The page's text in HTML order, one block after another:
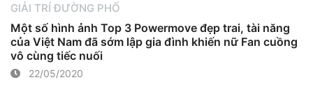
GIẢI TRÍ ĐƯỜNG PHỐ
Một số hình ảnh Top 3 Powermove đẹp trai, tài năng
của Việt Nam đã sớm lập gia đình khiến nữ Fan cuồng
vô cùng tiếc nuối
22/05/2020